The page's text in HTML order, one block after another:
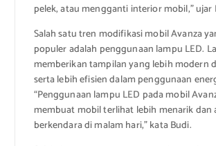
pelek, atau mengganti interior mobil,” ujar
Salah satu tren modifikasi mobil Avanza
populer adalah penggunaan lampu LED.
memberikan tampilan yang lebih modern
serta lebih efisien dalam penggunaan
“Penggunaan lampu LED pada mobil
membuat mobil terlihat lebih menarik dan
berkendara di malam hari,” kata Budi.